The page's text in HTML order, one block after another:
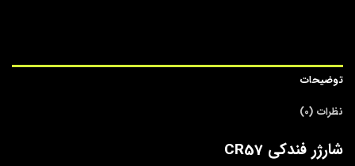
توضیحات
نظرات (0)
شارژر فندکی CR57